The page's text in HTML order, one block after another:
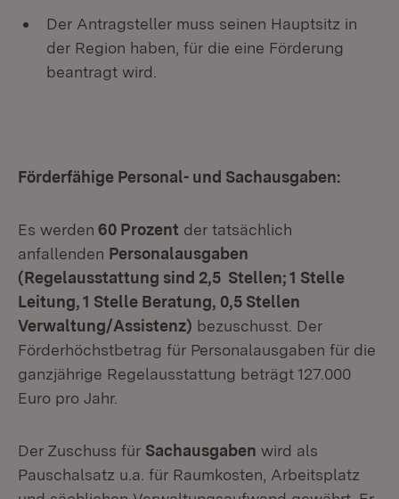
Der Antragsteller muss seinen Hauptsitz in
der Region haben, für die eine Förderung
beantragt wird.
Förderfähige Personal- und Sachausgaben:
Es werden 60 Prozent der tatsächlich
anfallenden Personalausgaben
(Regelausstattung sind 2,5 Stellen; 1 Stelle
Leitung, 1 Stelle Beratung, 0,5 Stellen
Verwaltung/Assistenz) bezuschusst. Der
Förderhöchstbetrag für Personalausgaben für die
ganzjährige Regelausstattung beträgt 127.000
Euro pro Jahr.
Der Zuschuss für Sachausgaben wird als
Pauschalsatz u.a. für Raumkosten, Arbeitsplatz